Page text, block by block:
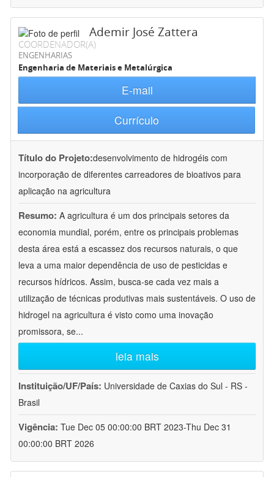
Ademir José Zattera
COORDENADOR(A)
ENGENHARIAS
Engenharia de Materiais e Metalúrgica
E-mail
Currículo
Título do Projeto:desenvolvimento de hidrogéis com
incorporação de diferentes carreadores de bioativos para
aplicação na agricultura
Resumo: A agricultura é um dos principais setores da
economia mundial, porém, entre os principais problemas
desta área está a escassez dos recursos naturais, o que
leva a uma maior dependência de uso de pesticidas e
recursos hídricos. Assim, busca-se cada vez mais a
utilização de técnicas produtivas mais sustentáveis. O uso de
hidrogel na agricultura é visto como uma inovação
promissora, se...
leia mais
Instituição/UF/País: Universidade de Caxias do Sul - RS -
Brasil
Vigência: Tue Dec 05 00:00:00 BRT 2023-Thu Dec 31
00:00:00 BRT 2026